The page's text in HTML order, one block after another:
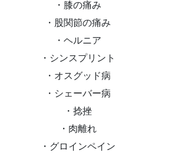
・膝の痛み
・股関節の痛み
・ヘルニア
・シンスプリント
・オスグッド病
・シェーバー病
・捻挫
・肉離れ
・グロインペイン